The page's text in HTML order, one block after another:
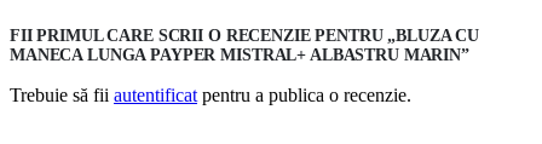
FII PRIMUL CARE SCRII O RECENZIE PENTRU „BLUZA CU
MANECA LUNGA PAYPER MISTRAL+ ALBASTRU MARIN”
Trebuie să fii autentificat pentru a publica o recenzie.